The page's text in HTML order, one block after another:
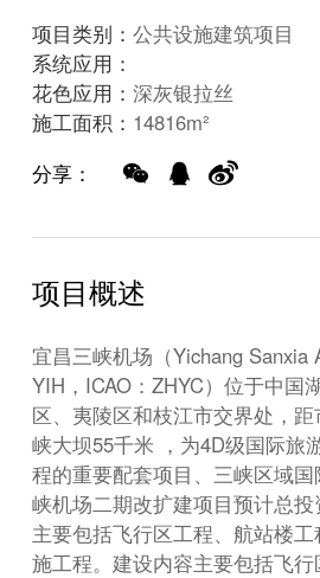
项目类别： 公共设施建筑项目
系统应用：
花色应用： 深灰银拉丝
施工面积： 14816m²
分享：
项目概述
宜昌三峡机场（Yichang Sanxia
YIH，ICAO：ZHYC）位于中国
区、夷陵区和枝江市交界处，
峡大坝55千米 ，为4D级国际旅
程的重要配套项目、三峡区域
峡机场二期改扩建项目预计总
主要包括飞行区工程、航站楼
施工程。建设内容主要包括飞